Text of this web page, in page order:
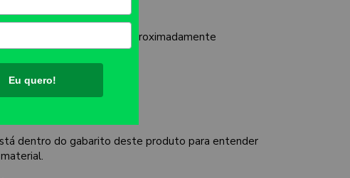
235G
510x1600mm aproximadamente
em 4 partes.
dentro do gabarito deste produto para entender
Eu quero!